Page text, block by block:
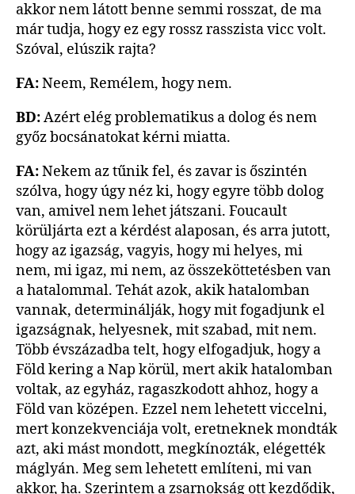
akkor nem látott benne semmi rosszat, de ma
már tudja, hogy ez egy rossz rasszista vicc volt.
Szóval, elúszik rajta?
FA:Neem, Remélem, hogy nem.
BD:Azért elég problematikus a dolog és nem
győz bocsánatokat kérni miatta.
FA:Nekem az tűnik fel, és zavar is őszintén
szólva, hogy úgy néz ki, hogy egyre több dolog
van, amivel nem lehet játszani. Foucault
körüljárta ezt a kérdést alaposan, és arra jutott,
hogy az igazság, vagyis, hogy mi helyes, mi
nem, mi igaz, mi nem, az összeköttetésben van
a hatalommal. Tehát azok, akik hatalomban
vannak, determinálják, hogy mit fogadjunk el
igazságnak, helyesnek, mit szabad, mit nem.
Több évszázadba telt, hogy elfogadjuk, hogy a
Föld kering a Nap körül, mert akik hatalomban
voltak, az egyház, ragaszkodott ahhoz, hogy a
Föld van középen. Ezzel nem lehetett viccelni,
mert konzekvenciája volt, eretneknek mondták
azt, aki mást mondott, megkínozták, elégették
máglyán. Meg sem lehetett említeni, mi van
akkor, ha. Szerintem a zsarnokság ott kezdődik,